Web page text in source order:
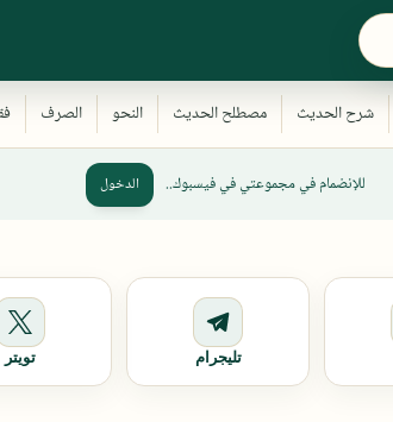
للإنضمام في مجموعتي في فيسبوك.. الدخول
تليجرام تويتر